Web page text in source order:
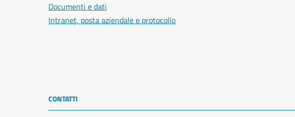
Documenti e dati
Intranet, posta aziendale e protocollo
CONTATTI